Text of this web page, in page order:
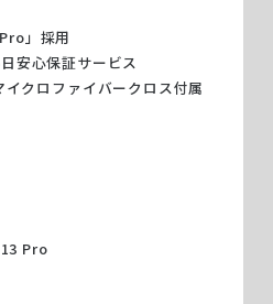
」採用
安心保証サービス
クロファイバークロス付属
Pro